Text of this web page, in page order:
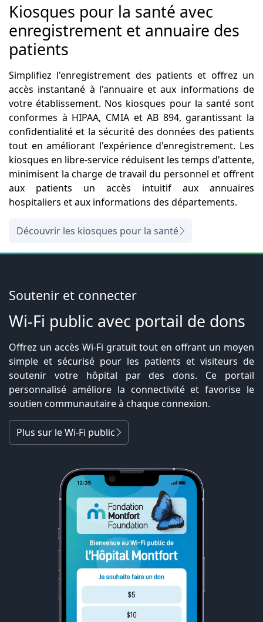
Kiosques pour la santé avec
enregistrement et annuaire des
patients
Simplifiez l'enregistrement des patients et offrez un
accès instantané à l'annuaire et aux informations de
votre établissement. Nos kiosques pour la santé sont
conformes à HIPAA, CMIA et AB 894, garantissant la
confidentialité et la sécurité des données des patients
tout en améliorant l'expérience d'enregistrement. Les
kiosques en libre-service réduisent les temps d'attente,
minimisent la charge de travail du personnel et offrent
aux patients un accès intuitif aux annuaires
hospitaliers et aux informations des départements.
Découvrir les kiosques pour la santé
Soutenir et connecter
Wi-Fi public avec portail de dons
Offrez un accès Wi-Fi gratuit tout en offrant un moyen
simple et sécurisé pour les patients et visiteurs de
soutenir votre hôpital par des dons. Ce portail
personnalisé améliore la connectivité et favorise le
soutien communautaire à chaque connexion.
Plus sur le Wi-Fi public